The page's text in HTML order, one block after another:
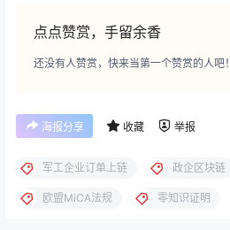
点点赞赏，手留余香
还没有人赞赏，快来当第一个赞赏的人吧！
海报分享 收藏 举报
军工企业订单上链 政企区块链
欧盟MiCA法规 零知识证明